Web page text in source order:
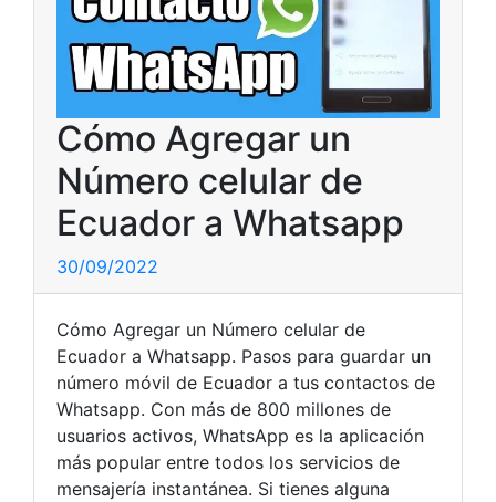
Cómo Agregar un
Número celular de
Ecuador a Whatsapp
30/09/2022
Cómo Agregar un Número celular de
Ecuador a Whatsapp. Pasos para guardar un
número móvil de Ecuador a tus contactos de
Whatsapp. Con más de 800 millones de
usuarios activos, WhatsApp es la aplicación
más popular entre todos los servicios de
mensajería instantánea. Si tienes alguna